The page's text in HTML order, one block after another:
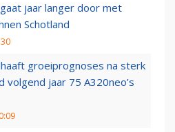
jaar langer door met
Schotland
groeiprognoses na sterk
volgend jaar 75 A320neo’s